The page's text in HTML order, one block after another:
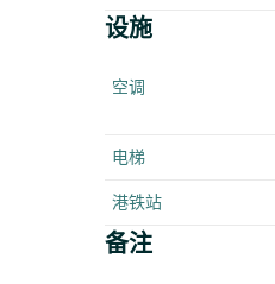
设施
空调
电梯
港铁站
备注